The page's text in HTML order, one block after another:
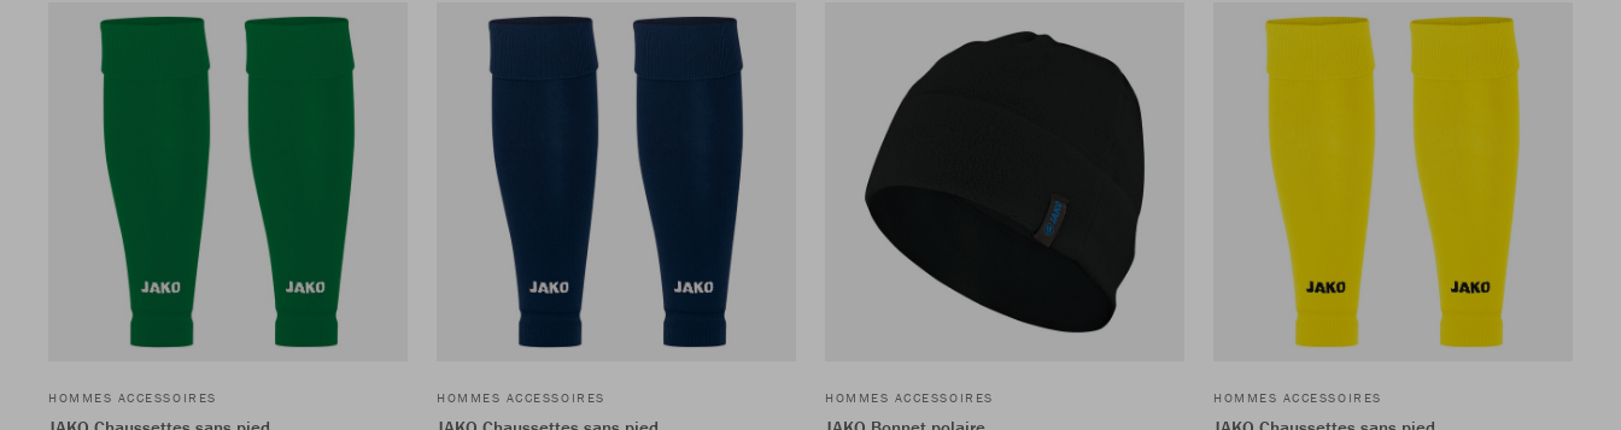
HOMMES ACCESSOIRES HOMMES ACCESSOIRES HOMMES ACCESSOIRES HOMMES ACCESSOIRES